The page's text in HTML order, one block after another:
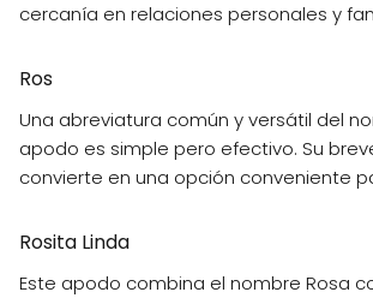
cercanía en relaciones personales y
Ros
Una abreviatura común y versátil del
apodo es simple pero efectivo. Su
convierte en una opción conveniente
Rosita Linda
Este apodo combina el nombre Rosa